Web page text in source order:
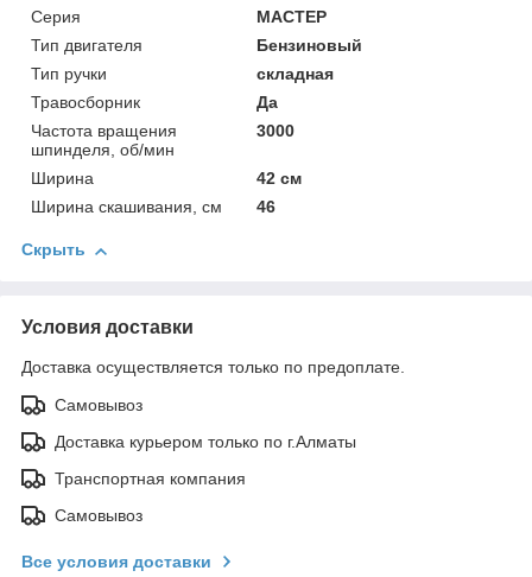
Серия
МАСТЕР
Тип двигателя
Бензиновый
Тип ручки
складная
Травосборник
Да
Частота вращения
шпинделя, об/мин
3000
Ширина
42 см
Ширина скашивания, см
46
Скрыть
Условия доставки
Доставка осуществляется только по предоплате.
Самовывоз
Доставка курьером только по г.Алматы
Транспортная компания
Самовывоз
Все условия доставки